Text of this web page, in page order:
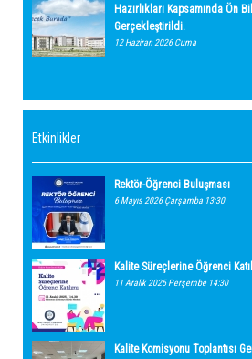
Hazırlıkları Kapsamında Ön
Gerçekleştirildi.
12 Haziran 2026 Cuma
Etkinlikler
Rektör-Öğrenci Buluşması
6 Mayıs 2026 Çarşamba 13:30
Kalite Süreçlerine Öğrenci
11 Aralık 2025 Perşembe 14:30
Kalite Komisyonu Toplantısı